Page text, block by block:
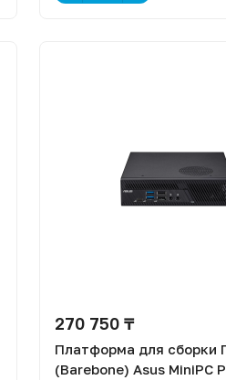
270 750 ₸
Платформа для сборки
(Barebone) Asus MiniPC